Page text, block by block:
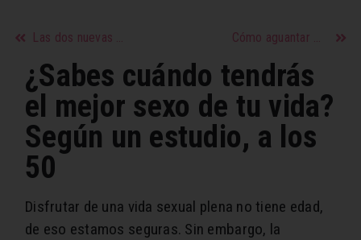
Las dos nuevas posturas del Kamasutra que deberías conocer Cómo aguantar más durante el sexo: trucos para prolongar el coito
¿Sabes cuándo tendrás
el mejor sexo de tu vida?
Según un estudio, a los
50
Disfrutar de una vida sexual plena no tiene edad,
de eso estamos seguras. Sin embargo, la